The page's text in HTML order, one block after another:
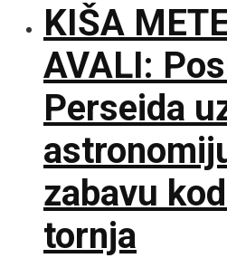
KIŠA
AVALI:
Perseida
zabavu
tornja